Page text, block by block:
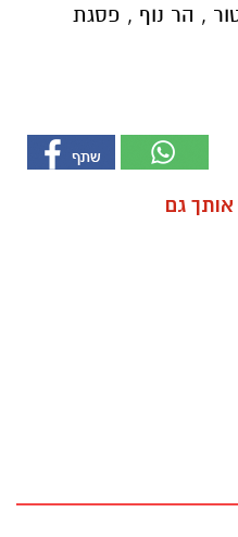
, הר נוף , פסגת
אותך גם